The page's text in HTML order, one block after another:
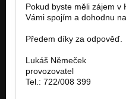
Pokud byste měli zájem v
Vámi spojím a dohodnu
Předem díky za odpověď.
Lukáš Němeček
provozovatel
Tel.: 722/008 399